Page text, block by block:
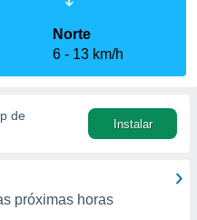
Norte
6
13 km/h
de
Instalar
próximas horas